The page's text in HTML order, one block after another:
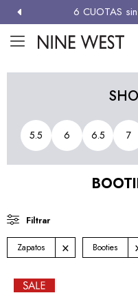
6 CUOTAS

5.5 6 6.5 7
Zapatos Booties
Carteras
Términos y condiciones